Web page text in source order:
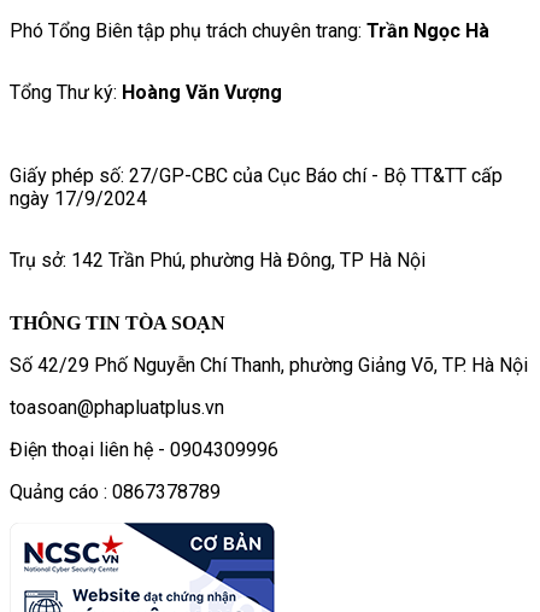
Phó Tổng Biên tập phụ trách chuyên trang: Trần Ngọc Hà
Tổng Thư ký: Hoàng Văn Vượng
Giấy phép số: 27/GP-CBC của Cục Báo chí - Bộ TT&TT cấp
ngày 17/9/2024
Trụ sở: 142 Trần Phú, phường Hà Đông, TP Hà Nội
THÔNG TIN TÒA SOẠN
Số 42/29 Phố Nguyễn Chí Thanh, phường Giảng Võ, TP. Hà Nội
toasoan@phapluatplus.vn
Điện thoại liên hệ - 0904309996
Quảng cáo : 0867378789